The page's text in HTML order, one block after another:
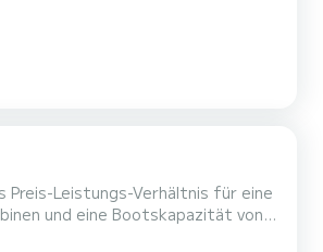
Preis-Leistungs-Verhältnis für eine
außergewöhnlichen Urlaub auf